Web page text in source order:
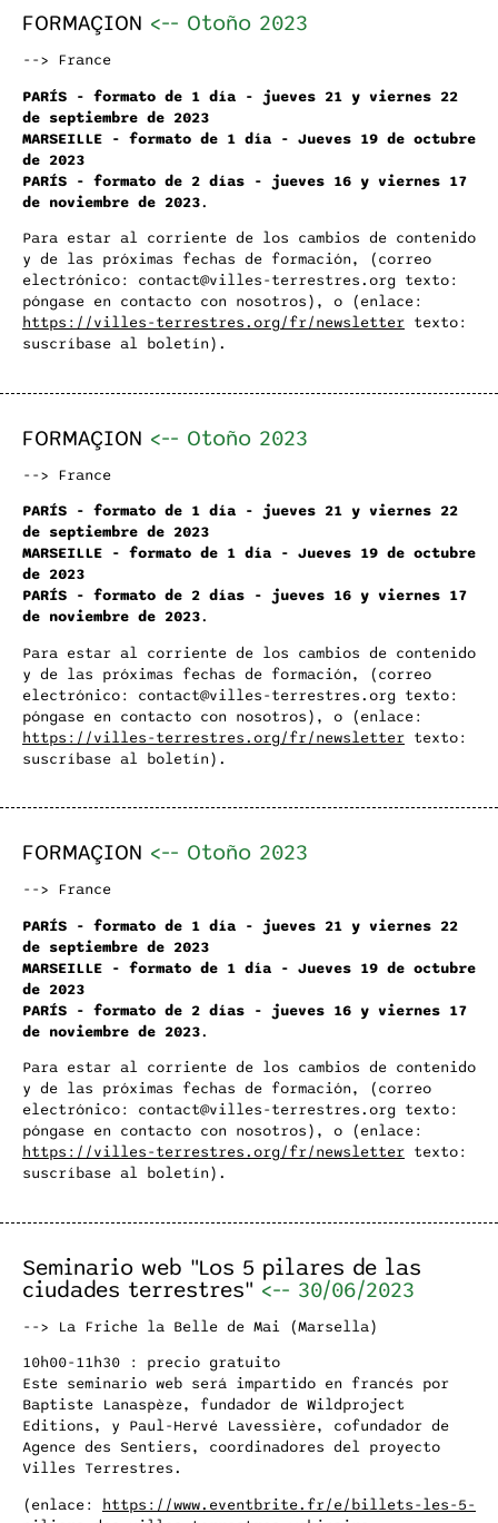
FORMAÇION <-- Otoño 2023
--> France
PARÍS - formato de 1 día - jueves 21 y viernes 22
de septiembre de 2023
MARSEILLE - formato de 1 día - Jueves 19 de octubre
de 2023
PARÍS - formato de 2 días - jueves 16 y viernes 17
de noviembre de 2023.
Para estar al corriente de los cambios de contenido
y de las próximas fechas de formación, (correo
electrónico: contact@villes-terrestres.org texto:
póngase en contacto con nosotros), o (enlace:
https://villes-terrestres.org/fr/newsletter texto:
suscríbase al boletín).
FORMAÇION <-- Otoño 2023
--> France
PARÍS - formato de 1 día - jueves 21 y viernes 22
de septiembre de 2023
MARSEILLE - formato de 1 día - Jueves 19 de octubre
de 2023
PARÍS - formato de 2 días - jueves 16 y viernes 17
de noviembre de 2023.
Para estar al corriente de los cambios de contenido
y de las próximas fechas de formación, (correo
electrónico: contact@villes-terrestres.org texto:
póngase en contacto con nosotros), o (enlace:
https://villes-terrestres.org/fr/newsletter texto:
suscríbase al boletín).
FORMAÇION <-- Otoño 2023
--> France
PARÍS - formato de 1 día - jueves 21 y viernes 22
de septiembre de 2023
MARSEILLE - formato de 1 día - Jueves 19 de octubre
de 2023
PARÍS - formato de 2 días - jueves 16 y viernes 17
de noviembre de 2023.
Para estar al corriente de los cambios de contenido
y de las próximas fechas de formación, (correo
electrónico: contact@villes-terrestres.org texto:
póngase en contacto con nosotros), o (enlace:
https://villes-terrestres.org/fr/newsletter texto:
suscríbase al boletín).
Seminario web "Los 5 pilares de las
ciudades terrestres" <-- 30/06/2023
--> La Friche la Belle de Mai (Marsella)
10h00-11h30 : precio gratuito
Este seminario web será impartido en francés por
Baptiste Lanaspèze, fundador de Wildproject
Editions, y Paul-Hervé Lavessière, cofundador de
Agence des Sentiers, coordinadores del proyecto
Villes Terrestres.
(enlace:
https://www.eventbrite.fr/e/billets-les-5-